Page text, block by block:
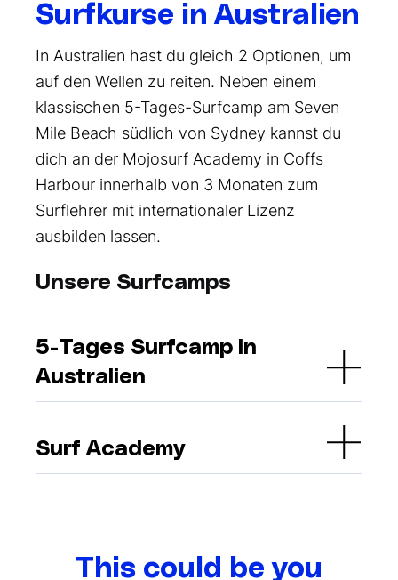
Surfkurse in Australien
In Australien hast du gleich 2 Optionen, um
auf den Wellen zu reiten. Neben einem
klassischen 5-Tages-Surfcamp am Seven
Mile Beach südlich von Sydney kannst du
dich an der Mojosurf Academy in Coffs
Harbour innerhalb von 3 Monaten zum
Surflehrer mit internationaler Lizenz
ausbilden lassen.
Unsere Surfcamps
5-Tages Surfcamp in
Australien
Surf Academy
This could be you